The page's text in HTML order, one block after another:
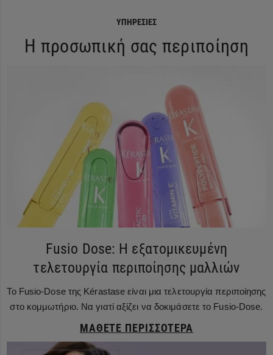
ΥΠΗΡΕΣΊΕΣ
Η προσωπική σας περιποίηση
Fusio Dose: Η εξατομικευμένη
τελετουργία περιποίησης μαλλιών
Το Fusio-Dose της Kérastase είναι μια τελετουργία περιποίησης
στο κομμωτήριο. Να γιατί αξίζει να δοκιμάσετε το Fusio-Dose.
ΜΆΘΕΤΕ ΠΕΡΙΣΣΌΤΕΡΑ